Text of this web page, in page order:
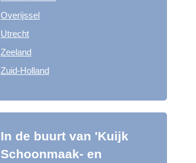
Overijssel
Utrecht
Zeeland
Zuid-Holland
In de buurt van 'Kuijk
Schoonmaak- en